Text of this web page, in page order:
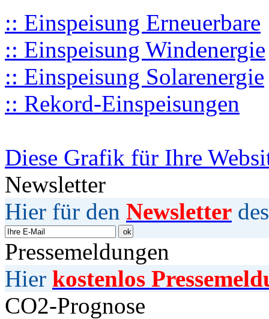
:: Einspeisung Erneuerbare
:: Einspeisung Windenergie
:: Einspeisung Solarenergie
:: Rekord-Einspeisungen
Diese Grafik für Ihre
Newsletter
Hier für den Newsletter
Pressemeldungen
Hier kostenlos
CO2-Prognose